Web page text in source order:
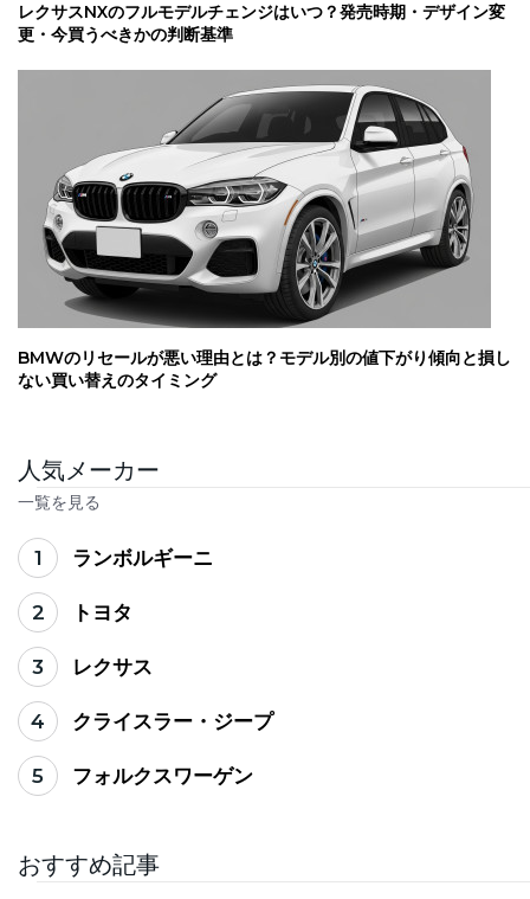
レクサスNXのフルモデルチェンジはいつ？発売時期・デザイン変
更・今買うべきかの判断基準
BMWのリセールが悪い理由とは？モデル別の値下がり傾向と損し
ない買い替えのタイミング
人気メーカー
一覧を見る
1 ランボルギーニ
2 トヨタ
3 レクサス
4 クライスラー・ジープ
5 フォルクスワーゲン
おすすめ記事